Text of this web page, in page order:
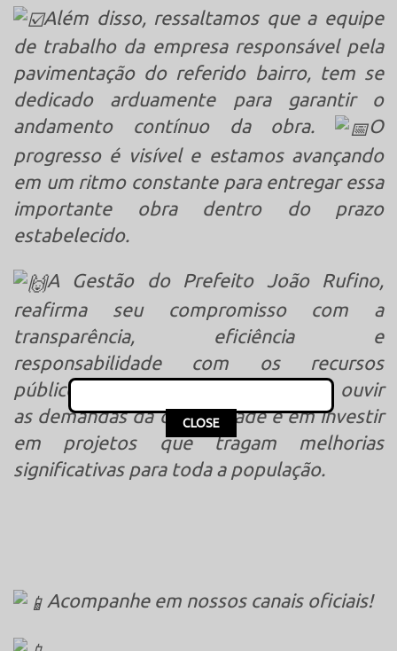
Além disso, ressaltamos que a equipe
de trabalho da empresa responsável pela
pavimentação do referido bairro, tem se
dedicado arduamente para garantir o
andamento contínuo da obra.
O
progresso é visível e estamos avançando
em um ritmo constante para entregar essa
importante obra dentro do prazo
estabelecido.
A Gestão do Prefeito João Rufino,
reafirma seu compromisso com a
transparência, eficiência e
responsabilidade com os recursos
públicos. Estamos empenhados em ouvir
as demandas da comunidade e em investir
em projetos que tragam melhorias
significativas para toda a população.
Acompanhe em nossos canais oficiais!
This popup will close in:16
CLOSE